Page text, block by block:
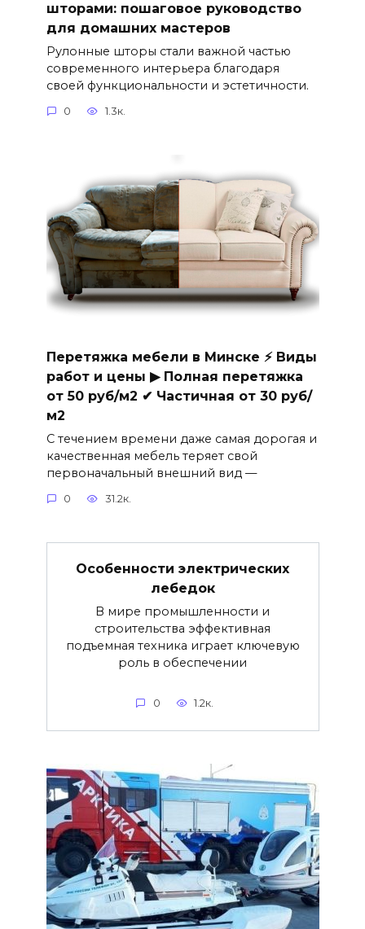
шторами: пошаговое руководство
для домашних мастеров
Рулонные шторы стали важной частью
современного интерьера благодаря
своей функциональности и эстетичности.
0 1.3к.
Перетяжка мебели в Минске ⚡ Виды
работ и цены ▶ Полная перетяжка
от 50 руб/м2 ✔ Частичная от 30 руб/
м2
С течением времени даже самая дорогая и
качественная мебель теряет свой
первоначальный внешний вид —
0 31.2к.
Особенности электрических
лебедок
В мире промышленности и
строительства эффективная
подъемная техника играет ключевую
роль в обеспечении
0 1.2к.